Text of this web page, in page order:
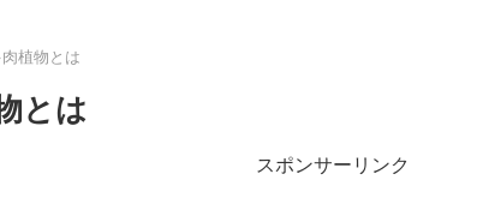
肉植物とは
とは
スポンサーリンク